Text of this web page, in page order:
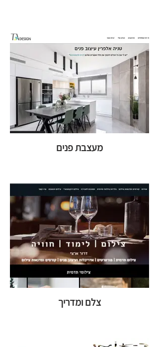
מעצבת פנים
צלם ומדריך